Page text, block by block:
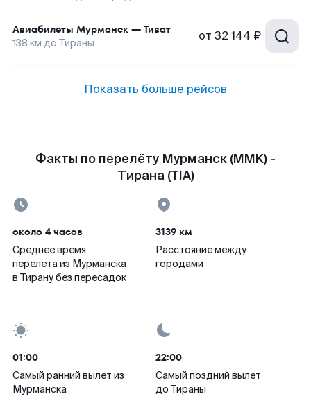
Авиабилеты Мурманск — Тиват
138 км до Тираны от 32 144 ₽
Показать больше рейсов
Факты по перелёту Мурманск (MMK) -
Тирана (TIA)
около 4 часов
Среднее время
перелета из Мурманска
в Тирану без пересадок
3139 км
Расстояние между
городами
01:00
Самый ранний вылет из
Мурманска
22:00
Самый поздний вылет
до Тираны